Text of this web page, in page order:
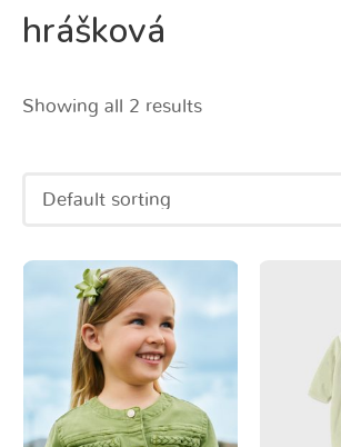
hrášková
Showing all 2 results